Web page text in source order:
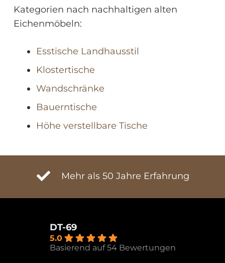
Kategorien nach nachhaltigen alten
Eichenmöbeln:
Esstische Landhausstil
Klostertische
Wandschränke
Bauerntische
Höhe verstellbare Tische
Mehr als 50 Jahre Erfahrung
DT-69
5.0
Basierend auf 54 Bewertungen